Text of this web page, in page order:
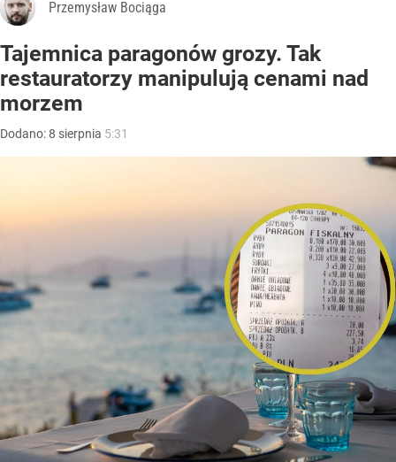
Przemysław Bociąga
Tajemnica paragonów grozy. Tak
restauratorzy manipulują cenami nad
morzem
Dodano:8 sierpnia 5:31